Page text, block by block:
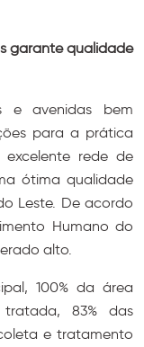
garante qualidade
e avenidas bem
para a prática
rede de
ótima qualidade
Leste. De acordo
Humano do
alto.
100% da área
83% das
e tratamento